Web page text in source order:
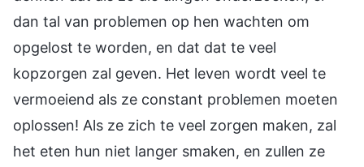
dan tal van problemen op hen wachten om
opgelost te worden, en dat dat te veel
kopzorgen zal geven. Het leven wordt veel te
vermoeiend als ze constant problemen moeten
oplossen! Als ze zich te veel zorgen maken, zal
het eten hun niet langer smaken, en zullen ze